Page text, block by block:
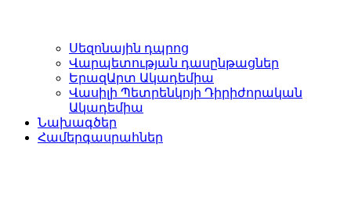
Սեզոնային դպրոց
Վարպետության դասընթացներ
ԵրազԱրտ Ակադեմիա
Վասիլի Պետրենկոյի Դիրիժորական
Ակադեմիա
Նախագծեր
Համերգասրահներ